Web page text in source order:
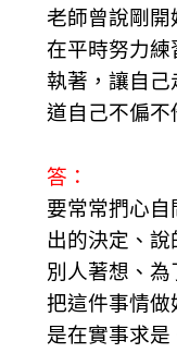
老師曾說剛開
在平時努力練
執著，讓自己
道自己不偏不
答：
要常常捫心
出的決定、
別人著想、
把這件事情
是在實事求